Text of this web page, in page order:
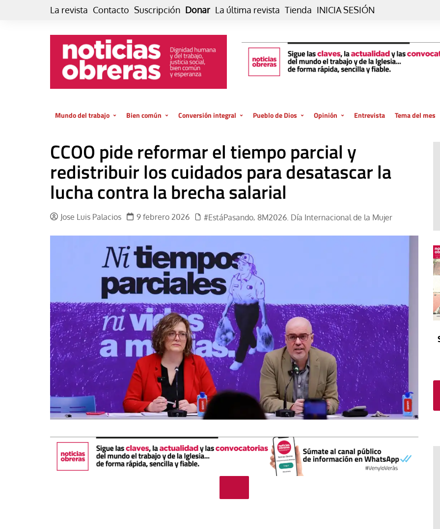
La revista Contacto Suscripción Donar La última revista Tienda INICIA SESIÓN
Mundo del trabajo
El trabajo es para la vida
GlobalizAcción
INFOR. Boletín informativo del
MMTC
Laboral
El amor en el mundo
Los empobrecidos por el
Radio — Mundo obrero hoy
Vidas precarias
Bien común
Economía
Conversión integral
de vida… es posible
El cuidado de la creación
Experiencia
Cultura
Libro
Aplicaciones
Música
Relato
Pueblo de Dios
La oración de cada día
Vaticano
El termómetro
El atrio
In memoriam
Opinión
Blog De paso…
Blog Eutopía
Viñeta
Tribuna
Entrevista Tema del mes
CCOO pide reformar el tiempo parcial y
redistribuir los cuidados para desatascar la
lucha contra la brecha salarial
Jose Luis Palacios 9 febrero 2026 #EstáPasando, 8M2026. Día Internacional de la Mujer